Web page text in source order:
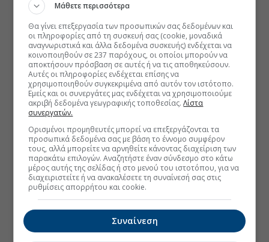
Μάθετε περισσότερα
Θα γίνει επεξεργασία των προσωπικών σας δεδομένων και
οι πληροφορίες από τη συσκευή σας (cookie, μοναδικά
αναγνωριστικά και άλλα δεδομένα συσκευής) ενδέχεται να
κοινοποιηθούν σε 237 παρόχους, οι οποίοι μπορούν να
αποκτήσουν πρόσβαση σε αυτές ή να τις αποθηκεύσουν.
Αυτές οι πληροφορίες ενδέχεται επίσης να
χρησιμοποιηθούν συγκεκριμένα από αυτόν τον ιστότοπο.
Εμείς και οι συνεργάτες μας ενδέχεται να χρησιμοποιούμε
ακριβή δεδομένα γεωγραφικής τοποθεσίας.Λίστα
συνεργατών.
Ορισμένοι προμηθευτές μπορεί να επεξεργάζονται τα
προσωπικά δεδομένα σας με βάση το έννομο συμφέρον
τους, αλλά μπορείτε να αρνηθείτε κάνοντας διαχείριση των
παρακάτω επιλογών. Αναζητήστε έναν σύνδεσμο στο κάτω
μέρος αυτής της σελίδας ή στο μενού του ιστοτόπου, για να
διαχειριστείτε ή να ανακαλέσετε τη συναίνεσή σας στις
ρυθμίσεις απορρήτου και cookie.
Συναίνεση